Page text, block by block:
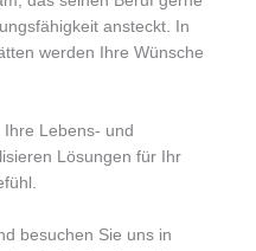
ansteckt. In
werden Ihre Wünsche
Lebens- und
Lösungen für Ihr
besuchen Sie uns in